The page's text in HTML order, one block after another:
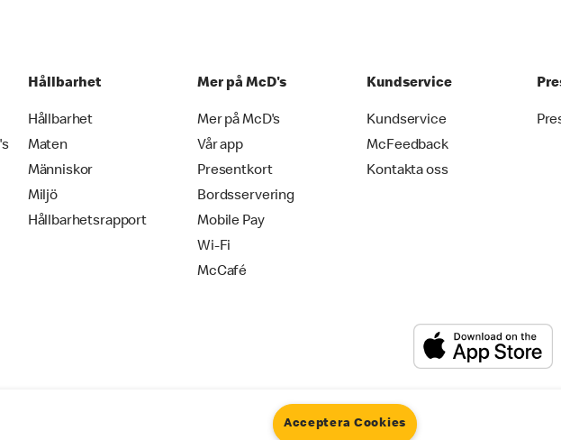
Hållbarhet
Hållbarhet
Maten
Människor
Miljö
Hållbarhetsrapport
Mer på McD's
Mer på McD's
Vår app
Presentkort
Bordsservering
Mobile Pay
Wi-Fi
McCafé
Kundservice
Kundservice
McFeedback
Kontakta oss
Acceptera Cookies